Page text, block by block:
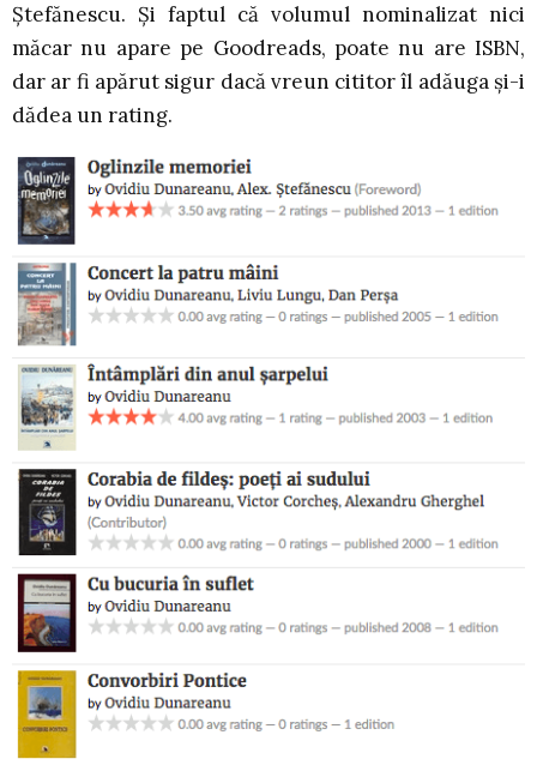
Ștefănescu. Și faptul că volumul nominalizat nici
măcar nu apare pe Goodreads, poate nu are ISBN,
dar ar fi apărut sigur dacă vreun cititor îl adăuga și-i
dădea un rating.